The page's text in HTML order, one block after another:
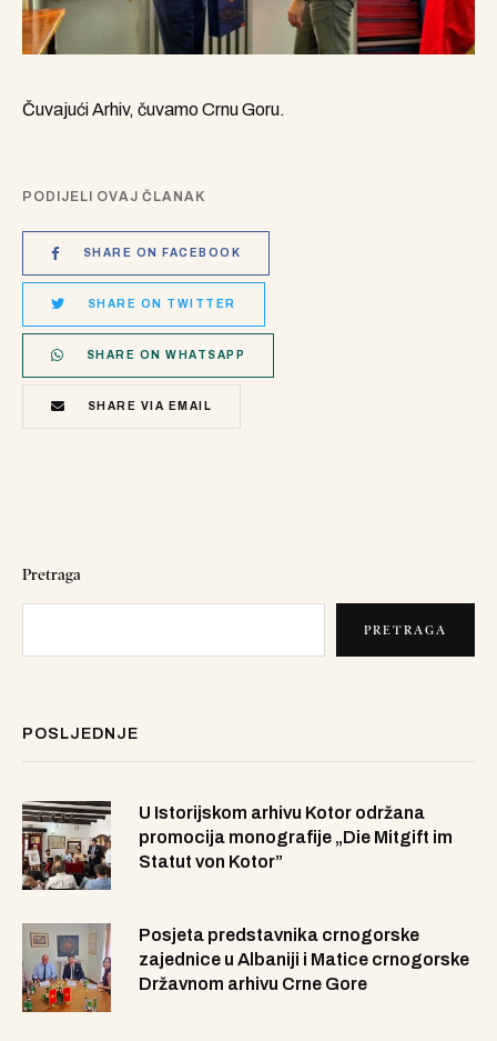
Čuvajući Arhiv, čuvamo Crnu Goru.
PODIJELI OVAJ ČLANAK
SHARE ON FACEBOOK
SHARE ON TWITTER
SHARE ON WHATSAPP
SHARE VIA EMAIL
Pretraga
PRETRAGA
POSLJEDNJE
U Istorijskom arhivu Kotor održana
promocija monografije „Die Mitgift im
Statut von Kotor”
Posjeta predstavnika crnogorske
zajednice u Albaniji i Matice crnogorske
Državnom arhivu Crne Gore